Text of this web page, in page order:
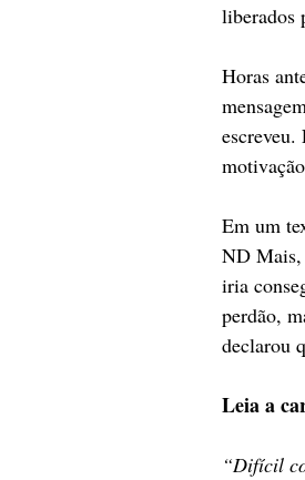
liberados
Horas
Em um
ND Mais,
iria
perdão,
declarou
Leia a
“Difícil